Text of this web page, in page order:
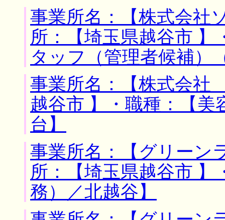
事業所名：【株式会社
所：【埼玉県越谷市
タッフ（管理者候補）
事業所名：【株式会社
越谷市 】・職種：【
台】
事業所名：【グリーン
所：【埼玉県越谷市
務）／北越谷】